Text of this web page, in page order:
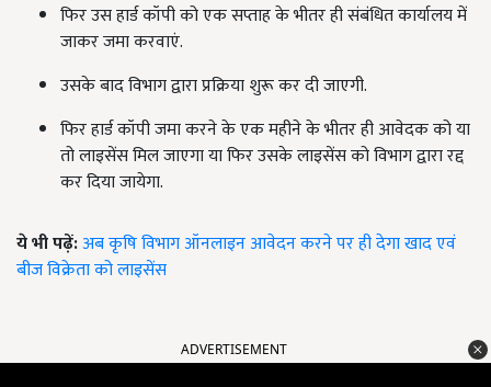
फिर उस हार्ड कॉपी को एक सप्ताह के भीतर ही संबंधित कार्यालय में
जाकर जमा करवाएं.
उसके बाद विभाग द्वारा प्रक्रिया शुरू कर दी जाएगी.
फिर हार्ड कॉपी जमा करने के एक महीने के भीतर ही आवेदक को या
तो लाइसेंस मिल जाएगा या फिर उसके लाइसेंस को विभाग द्वारा रद्द
कर दिया जायेगा.
ये भी पढ़ें:अब कृषि विभाग ऑनलाइन आवेदन करने पर ही देगा खाद एवं
बीज विक्रेता को लाइसेंस
ADVERTISEMENT